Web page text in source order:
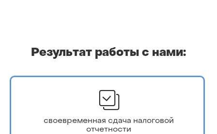
Результат работы с нами:
своевременная сдача налоговой
отчетности